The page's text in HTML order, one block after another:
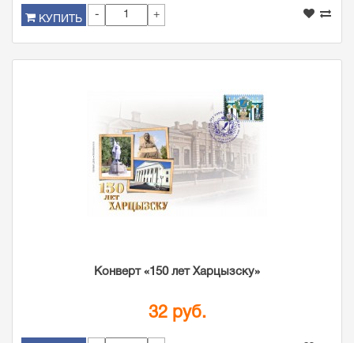
КУПИТЬ - +
Конверт «150 лет Харцызску»
32 руб.